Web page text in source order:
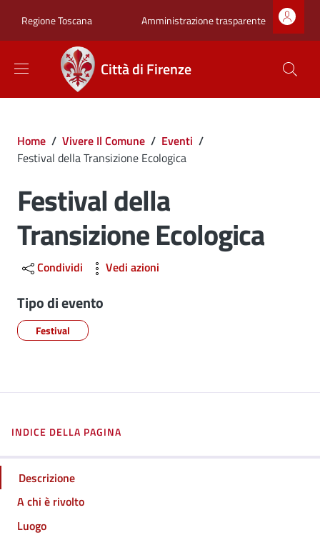
Regione Toscana Zona superiore
Amministrazione trasparente
Città di Firenze
Briciole di pane
Home / Vivere Il Comune / Eventi /
Festival della Transizione Ecologica
Festival della
Transizione Ecologica
Condividi Vedi azioni
Tipo di evento
Festival
INDICE DELLA PAGINA
Descrizione
A chi è rivolto
Luogo